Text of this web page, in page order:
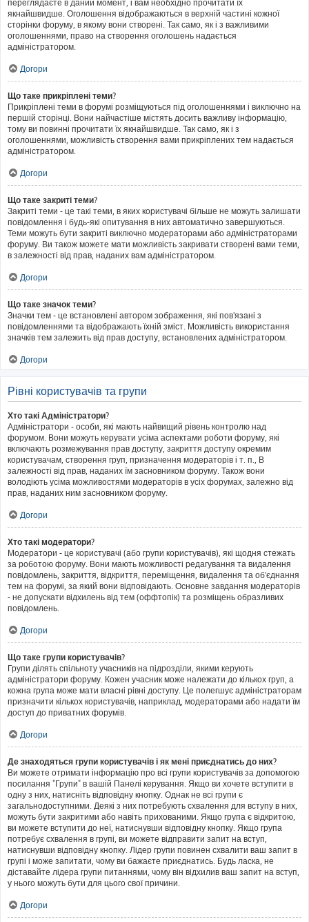
переглядаєте в даний момент, і вам необхідно прочитати їх
якнайшвидше. Оголошення відображаються в верхній частині кожної
сторінки форуму, в якому вони створені. Так само, як і з важливими
оголошеннями, право на створення оголошень надається
адміністратором.
Догори
Що таке прикріплені теми?
Прикріплені теми в форумі розміщуються під оголошеннями і виключно на
першій сторінці. Вони найчастіше містять досить важливу інформацію,
тому ви повинні прочитати їх якнайшвидше. Так само, як і з
оголошеннями, можливість створення вами прикріплених тем надається
адміністратором.
Догори
Що таке закриті теми?
Закриті теми - це такі теми, в яких користувачі більше не можуть залишати
повідомлення і будь-які опитування в них автоматично завершуються.
Теми можуть бути закриті виключно модераторами або адміністраторами
форуму. Ви також можете мати можливість закривати створені вами теми,
в залежності від прав, наданих вам адміністратором.
Догори
Що таке значок теми?
Значки тем - це встановлені автором зображення, які пов'язані з
повідомленнями та відображають їхній зміст. Можливість використання
значків тем залежить від прав доступу, встановлених адміністратором.
Догори
Рівні користувачів та групи
Хто такі Адміністратори?
Адміністратори - особи, які мають найвищий рівень контролю над
форумом. Вони можуть керувати усіма аспектами роботи форуму, які
включають розмежування прав доступу, закриття доступу окремим
користувачам, створення груп, призначення модераторів і т. п., В
залежності від прав, наданих їм засновником форуму. Також вони
володіють усіма можливостями модераторів в усіх форумах, залежно від
прав, наданих ним засновником форуму.
Догори
Хто такі модератори?
Модератори - це користувачі (або групи користувачів), які щодня стежать
за роботою форуму. Вони мають можливості редагування та видалення
повідомлень, закриття, відкриття, переміщення, видалення та об'єднання
тем на форумі, за який вони відповідають. Основне завдання модераторів
- не допускати відхилень від тем (оффтопік) та розміщень образливих
повідомлень.
Догори
Що таке групи користувачів?
Групи ділять спільноту учасників на підрозділи, якими керують
адміністратори форуму. Кожен учасник може належати до кількох груп, а
кожна група може мати власні рівні доступу. Це полегшує адміністраторам
призначити кількох користувачів, наприклад, модераторами або надати їм
доступ до приватних форумів.
Догори
Де знаходяться групи користувачів і як мені приєднатись до них?
Ви можете отримати інформацію про всі групи користувачів за допомогою
посилання "Групи" в вашій Панелі керування. Якщо ви хочете вступити в
одну з них, натисніть відповідну кнопку. Однак не всі групи є
загальнодоступними. Деякі з них потребують схвалення для вступу в них,
можуть бути закритими або навіть прихованими. Якщо група є відкритою,
ви можете вступити до неї, натиснувши відповідну кнопку. Якщо група
потребує схвалення в групі, ви можете відправити запит на вступ,
натиснувши відповідну кнопку. Лідер групи повинен схвалити ваш запит в
групі і може запитати, чому ви бажаєте приєднатись. Будь ласка, не
діставайте лідера групи питаннями, чому він відхилив ваш запит на вступ,
у нього можуть бути для цього свої причини.
Догори